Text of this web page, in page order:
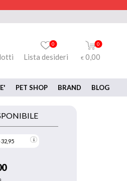
Lista desideri
0 0
€ 0,00
PET SHOP BRAND BLOG
32,95